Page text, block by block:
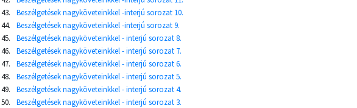
43.
Beszélgetések nagyköveteinkkel -interjú sorozat 10.
44.
Beszélgetések nagyköveteinkkel -interjú sorozat 9.
45.
Beszélgetések nagyköveteinkkel - interjú sorozat 8.
46.
Beszélgetések nagyköveteinkkel - interjú sorozat 7.
47.
Beszélgetések nagyköveteinkkel - interjú sorozat 6.
48.
Beszélgetések nagyköveteinkkel - interjú sorozat 5.
49.
Beszélgetések nagyköveteinkkel - interjú sorozat 4.
50.
Beszélgetések nagyköveteinkkel - interjú sorozat 3.